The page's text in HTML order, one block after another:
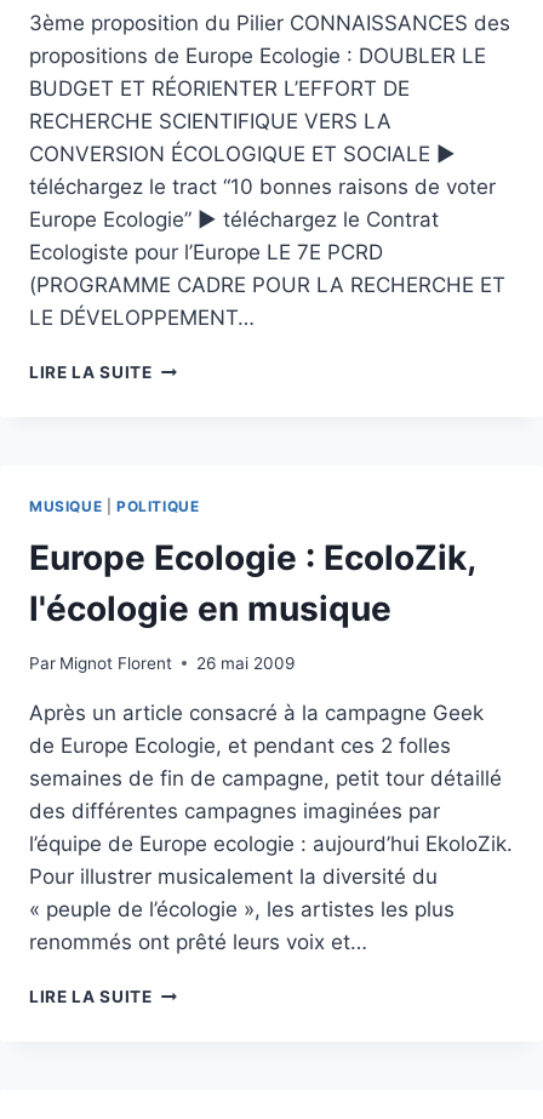
3ème proposition du Pilier CONNAISSANCES des
propositions de Europe Ecologie : DOUBLER LE
BUDGET ET RÉORIENTER L’EFFORT DE
RECHERCHE SCIENTIFIQUE VERS LA
CONVERSION ÉCOLOGIQUE ET SOCIALE ►
téléchargez le tract “10 bonnes raisons de voter
Europe Ecologie” ► téléchargez le Contrat
Ecologiste pour l’Europe LE 7E PCRD
(PROGRAMME CADRE POUR LA RECHERCHE ET
LE DÉVELOPPEMENT…
LIRE LA SUITECONNAISSANCES
BUDGET
ET
RÉORIENTER
L’EFFORT
DE
SCIENTIFIQUE
LA
CONVERSION
ÉCOLOGIQUE
ET
SOCIALE
MUSIQUE POLITIQUE
Europe Ecologie : EcoloZik,
l'écologie en musique
Par Mignot Florent 26 mai 2009
Après un article consacré à la campagne Geek
de Europe Ecologie, et pendant ces 2 folles
semaines de fin de campagne, petit tour détaillé
des différentes campagnes imaginées par
l’équipe de Europe ecologie : aujourd’hui EkoloZik.
Pour illustrer musicalement la diversité du
« peuple de l’écologie », les artistes les plus
renommés ont prêté leurs voix et…
LIRE LA SUITEEUROPE